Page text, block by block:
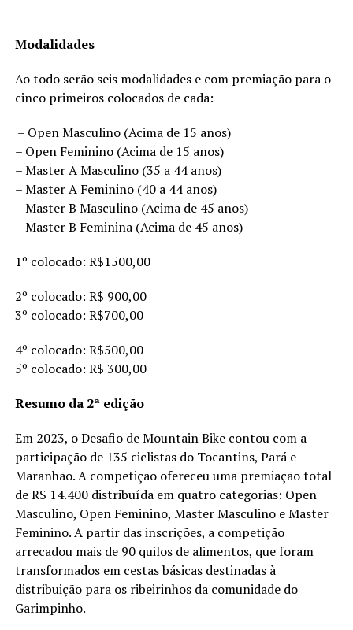
Modalidades
Ao todo serão seis modalidades e com premiação para o
cinco primeiros colocados de cada:
– Open Masculino (Acima de 15 anos)
– Open Feminino (Acima de 15 anos)
– Master A Masculino (35 a 44 anos)
– Master A Feminino (40 a 44 anos)
– Master B Masculino (Acima de 45 anos)
– Master B Feminina (Acima de 45 anos)
1º colocado: R$1500,00
2º colocado: R$ 900,00
3º colocado: R$700,00
4º colocado: R$500,00
5º colocado: R$ 300,00
Resumo da 2ª edição
Em 2023, o Desafio de Mountain Bike contou com a
participação de 135 ciclistas do Tocantins, Pará e
Maranhão. A competição ofereceu uma premiação total
de R$ 14.400 distribuída em quatro categorias: Open
Masculino, Open Feminino, Master Masculino e Master
Feminino. A partir das inscrições, a competição
arrecadou mais de 90 quilos de alimentos, que foram
transformados em cestas básicas destinadas à
distribuição para os ribeirinhos da comunidade do
Garimpinho.